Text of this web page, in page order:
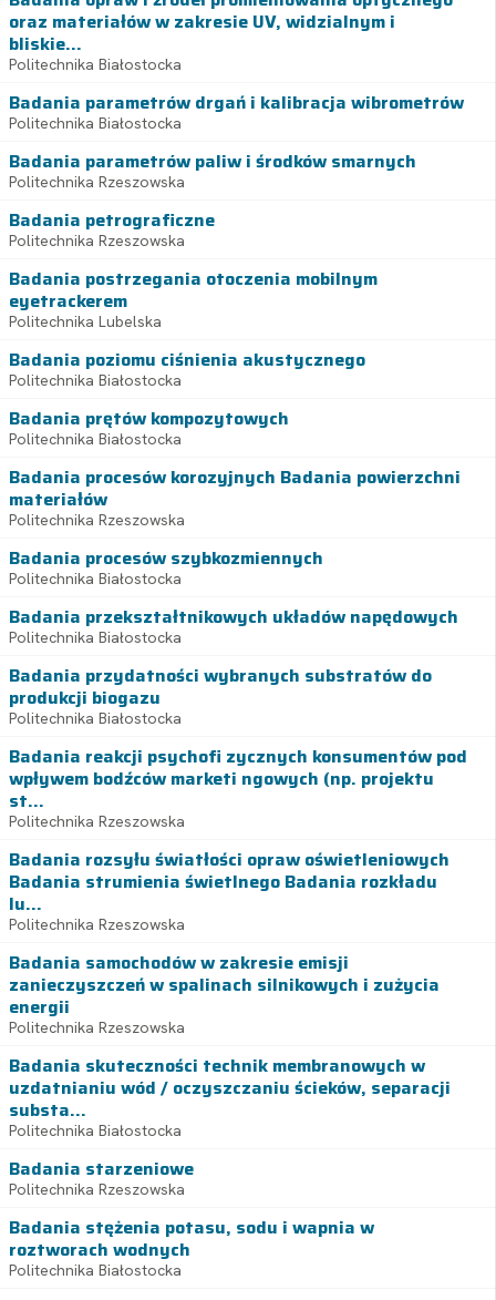
oraz materiałów w zakresie UV, widzialnym i
bliskie...
Politechnika Białostocka
Badania parametrów drgań i kalibracja wibrometrów
Politechnika Białostocka
Badania parametrów paliw i środków smarnych
Politechnika Rzeszowska
Badania petrograficzne
Politechnika Rzeszowska
Badania postrzegania otoczenia mobilnym
eyetrackerem
Politechnika Lubelska
Badania poziomu ciśnienia akustycznego
Politechnika Białostocka
Badania prętów kompozytowych
Politechnika Białostocka
Badania procesów korozyjnych Badania powierzchni
materiałów
Politechnika Rzeszowska
Badania procesów szybkozmiennych
Politechnika Białostocka
Badania przekształtnikowych układów napędowych
Politechnika Białostocka
Badania przydatności wybranych substratów do
produkcji biogazu
Politechnika Białostocka
Badania reakcji psychofi zycznych konsumentów pod
wpływem bodźców marketi ngowych (np. projektu
st...
Politechnika Rzeszowska
Badania rozsyłu światłości opraw oświetleniowych
Badania strumienia świetlnego Badania rozkładu
lu...
Politechnika Rzeszowska
Badania samochodów w zakresie emisji
zanieczyszczeń w spalinach silnikowych i zużycia
energii
Politechnika Rzeszowska
Badania skuteczności technik membranowych w
uzdatnianiu wód / oczyszczaniu ścieków, separacji
substa...
Politechnika Białostocka
Badania starzeniowe
Politechnika Rzeszowska
Badania stężenia potasu, sodu i wapnia w
roztworach wodnych
Politechnika Białostocka